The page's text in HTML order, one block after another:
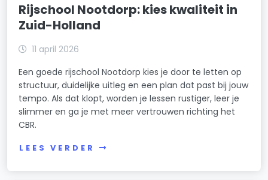
Rijschool Nootdorp: kies kwaliteit in
Zuid-Holland
11 april 2026
Een goede rijschool Nootdorp kies je door te letten op
structuur, duidelijke uitleg en een plan dat past bij jouw
tempo. Als dat klopt, worden je lessen rustiger, leer je
slimmer en ga je met meer vertrouwen richting het
CBR.
LEES VERDER